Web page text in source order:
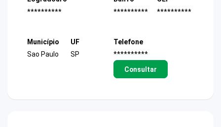
**********
**********
**********
Município
Sao Paulo
UF
SP
Telefone
**********
Consultar